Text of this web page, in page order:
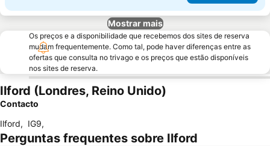
Mostrar mais
Os preços e a disponibilidade que recebemos dos sites de reserva
mudam frequentemente. Como tal, pode haver diferenças entre as
ofertas que consulta no trivago e os preços que estão disponíveis
nos sites de reserva.
Ilford (Londres, Reino Unido)
Contacto
Ilford, IG9,
Perguntas frequentes sobre Ilford